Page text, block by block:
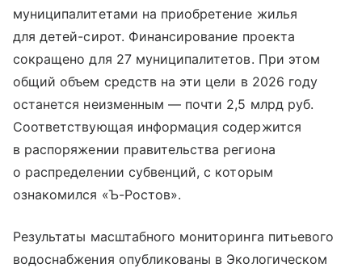
муниципалитетами на приобретение жилья
для детей-сирот. Финансирование проекта
сокращено для 27 муниципалитетов. При этом
общий объем средств на эти цели в 2026 году
останется неизменным — почти 2,5 млрд руб.
Соответствующая информация содержится
в распоряжении правительства региона
о распределении субвенций, с которым
ознакомился «Ъ-Ростов».
Результаты масштабного мониторинга питьевого
водоснабжения опубликованы в Экологическом